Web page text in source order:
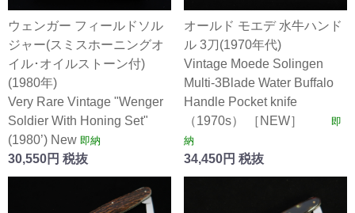
ウェンガー フィールドソル
ジャー(スミスホーニングオ
イル･オイルストーン付)
(1980年)
Very Rare Vintage "Wenger
Soldier With Honing Set"
(1980’) New 即納
30,550円 税抜
オールド モエデ 水牛ハンド
ル 3刀(1970年代)
Vintage Moede Solingen
Multi-3Blade Water Buffalo
Handle Pocket knife
（1970s） ［NEW］
即
納
34,450円 税抜